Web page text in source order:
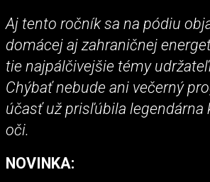
Aj tento ročník sa na pódiu
domácej aj zahraničnej
tie najpálčivejšie témy
Chýbať nebude ani večerný
účasť už prisľúbila legendárna
oči.
NOVINKA: